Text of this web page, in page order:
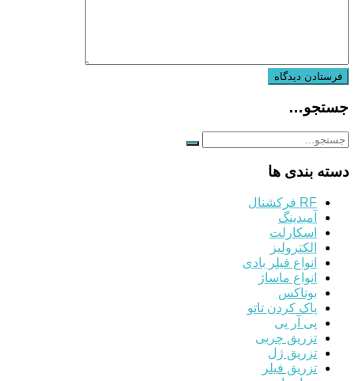
جستجو…
دسته بندی ها
RF فرکشنال
آمبدینگ
اسکارلت
الکترولیز
انواع فیلر بادی
انواع ماساژ
بوتاکس
پاک کردن تاتو
پی آر پی
تزریق چربی
تزریق ژل
تزریق فیلر